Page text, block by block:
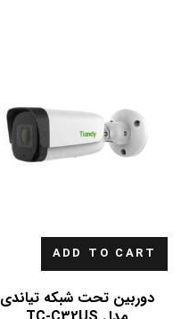
ADD TO CART
دوربین تحت شبکه تیاندی